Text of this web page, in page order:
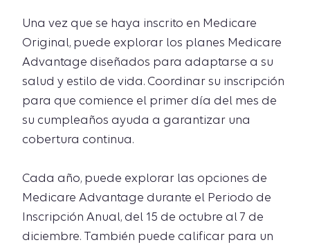
Una vez que se haya inscrito en Medicare
Original, puede explorar los planes Medicare
Advantage diseñados para adaptarse a su
salud y estilo de vida. Coordinar su inscripción
para que comience el primer día del mes de
su cumpleaños ayuda a garantizar una
cobertura continua.
Cada año, puede explorar las opciones de
Medicare Advantage durante el Periodo de
Inscripción Anual, del 15 de octubre al 7 de
diciembre. También puede calificar para un